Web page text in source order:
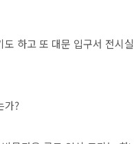
하고 또 대문 입구서 전시
가?